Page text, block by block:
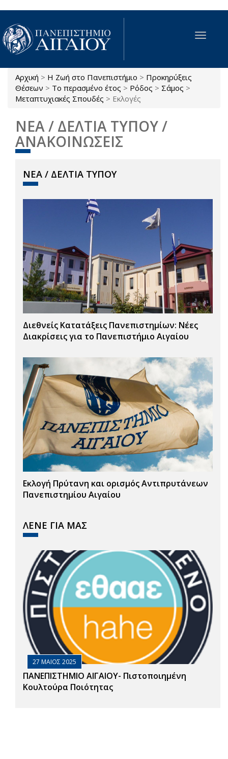
Παράκαμψη προς το κυρίως περιεχόμενο
Toggle
Είστε εδώ
Αρχική > Η Ζωή στο Πανεπιστήμιο > Προκηρύξεις
Θέσεων > Το περασμένο έτος > Ρόδος > Σάμος >
Μεταπτυχιακές Σπουδές > Εκλογές
ΝΕΑ / ΔΕΛΤΙΑ ΤΥΠΟΥ /
ΑΝΑΚΟΙΝΩΣΕΙΣ
ΝΕΑ / ΔΕΛΤΙΑ ΤΥΠΟΥ
Διεθνείς Κατατάξεις Πανεπιστημίων: Νέες
Διακρίσεις για το Πανεπιστήμιο Αιγαίου
Εκλογή Πρύτανη και ορισμός Αντιπρυτάνεων
Πανεπιστημίου Αιγαίου
ΛΕΝΕ ΓΙΑ ΜΑΣ
27 ΜΑΙΟΣ 2025
ΠΑΝΕΠΙΣΤΗΜΙΟ ΑΙΓΑΙΟΥ- Πιστοποιημένη
Κουλτούρα Ποιότητας